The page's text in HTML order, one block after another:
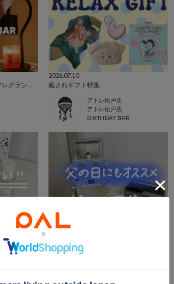
2026.07.10
癒されギフト特集
アトレ松戸店
アトレ松戸店
BIRTHDAY BAR